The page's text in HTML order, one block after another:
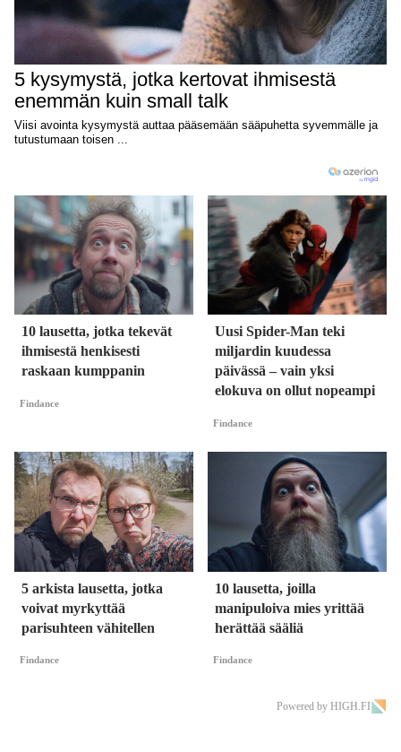
10 lausetta, jotka tekevät
ihmisestä henkisesti
raskaan kumppanin
Findance
Uusi Spider-Man teki
miljardin kuudessa
päivässä – vain yksi
elokuva on ollut nopeampi
Findance
5 arkista lausetta, jotka
voivat myrkyttää
parisuhteen vähitellen
Findance
10 lausetta, joilla
manipuloiva mies yrittää
herättää sääliä
Findance
Powered by HIGH.FI